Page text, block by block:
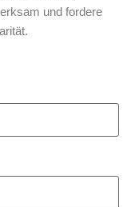
und fordere